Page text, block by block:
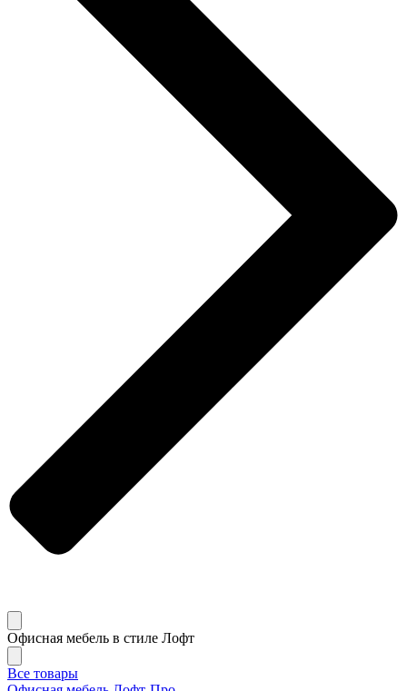
Офисная мебель в стиле Лофт
Все товары